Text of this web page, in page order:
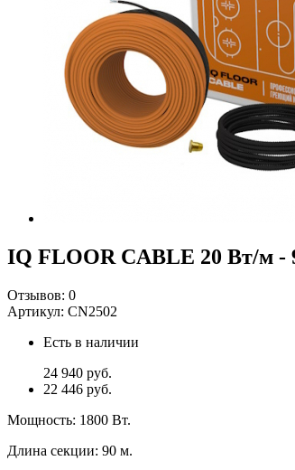
IQ FLOOR CABLE 20 Вт/м -
Отзывов: 0
Артикул: CN2502
Есть в наличии
24 940 руб.
22 446 руб.
Мощность: 1800 Вт.
Длина секции: 90 м.